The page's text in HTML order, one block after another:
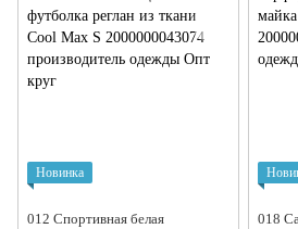
Новинка
012 Спортивная белая
018